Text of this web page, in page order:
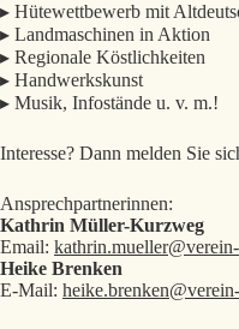
▸ Hütewettbewerb mit
▸ Landmaschinen in Aktion
▸ Regionale Köstlichkeiten
▸ Handwerkskunst
▸ Musik, Infostände u. v. m.!
Interesse? Dann melden Sie
Ansprechpartnerinnen:
Kathrin Müller-Kurzweg
Email:
Heike Brenken
E-Mail: